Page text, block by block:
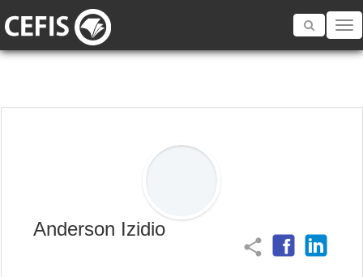
Toggle
Anderson Izidio
share